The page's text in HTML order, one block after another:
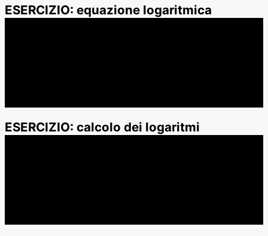
ESERCIZIO: equazione logaritmica
ESERCIZIO: calcolo dei logaritmi